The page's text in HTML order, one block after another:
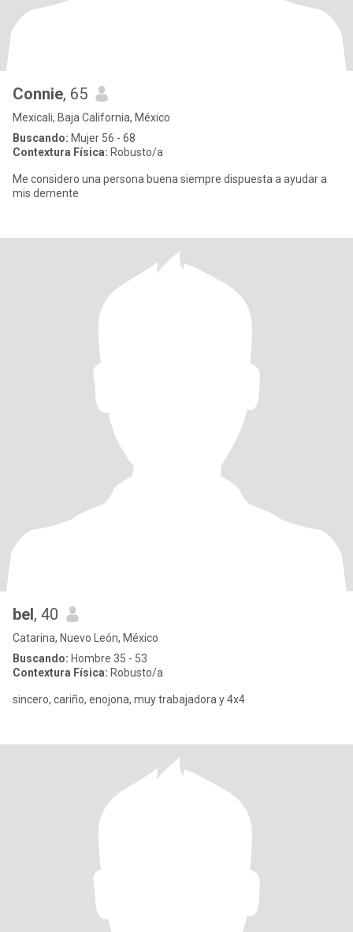
Connie, 65
Mexicali, Baja California, México
Buscando: Mujer 56 - 68
Contextura Física: Robusto/a
Me considero una persona buena siempre dispuesta a ayudar a
mis demente
bel, 40
Catarina, Nuevo León, México
Buscando: Hombre 35 - 53
Contextura Física: Robusto/a
sincero, cariño, enojona, muy trabajadora y 4x4